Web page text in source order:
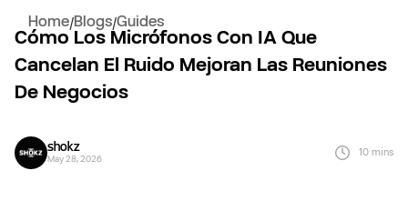
Home/Blogs/Guides
Cómo Los Micrófonos Con IA Que
Cancelan El Ruido Mejoran Las Reuniones
De Negocios
shokz
May 28, 2026
10 mins